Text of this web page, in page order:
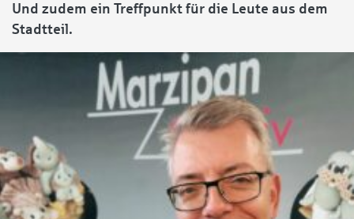
Und zudem ein Treffpunkt für die Leute aus dem
Stadtteil.